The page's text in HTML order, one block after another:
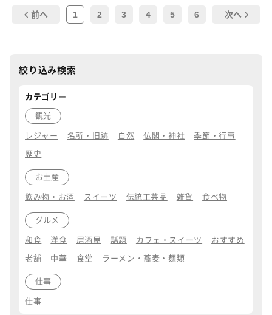
前へ 1 2 3 4 5 6 次へ
絞り込み検索
カテゴリー
観光
レジャー 名所・旧跡 自然 仏閣・神社 季節・行事
歴史
お土産
飲み物・お酒 スイーツ 伝統工芸品 雑貨 食べ物
グルメ
和食 洋食 居酒屋 話題 カフェ・スイーツ おすすめ
老舗 中華 食堂 ラーメン・蕎麦・麺類
仕事
仕事